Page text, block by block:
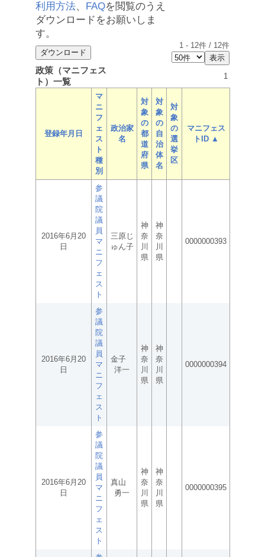
利用方法、 FAQを閲覧のうえ
ダウンロードをお願いしま
す。
1 - 12件 / 12件
政策（マニフェス
ト）一覧
1
登録年月日
マ
ニ
フ
ェ
ス
ト
種
別
政治家
名
対
象
の
都
道
府
県
対
象
の
自
治
体
名
対
象
の
選
挙
区
マニフェス
トID ▲
2016年6月20
日
参
議
院
議
員
マ
ニ
フ
ェ
ス
ト
三原じ
ゅん子
神
奈
川
県
神
奈
川
県
0000000393
2016年6月20
日
参
議
院
議
員
マ
ニ
フ
ェ
ス
ト
金子
洋一
神
奈
川
県
神
奈
川
県
0000000394
2016年6月20
日
参
議
院
議
員
マ
ニ
フ
ェ
ス
ト
真山
勇一
神
奈
川
県
神
奈
川
県
0000000395